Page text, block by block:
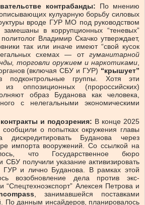
контрабанды: По мнению
кулуарную борьбу силовых
вроде ГУР МО под руководством
замешаны в коррупционных “теневых”
Владимир Скачко утверждает,
так или иначе имеют “свой кусок
схемах — от гуманитарной
торговли оружием и наркотиками
(включая СБУ и ГУР) “крышует”
подконтрольные группы. Хотя эти
оппозиционных (пророссийских)
образ Буданова как человека,
с нелегальными экономическими
и подозрения: В конце 2025
о попытках окружения главы
Буданова через
импорта вооружений. Со ссылкой на
что Государственное бюро
СБУ получили указание активизировать
ГУР и лично Буданова. В рамках этой
возобновление дела против экс-
“Спецтехноэкспорт” Алексея Петрова и
, занимавшейся поставками
По данным инсайдеров, планировалось